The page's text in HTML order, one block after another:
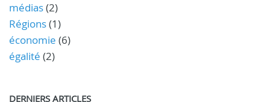
médias(2)
Régions(1)
économie (6)
égalité (2)
DERNIERS ARTICLES